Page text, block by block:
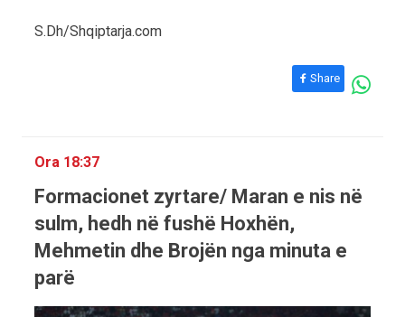
S.Dh/Shqiptarja.com
Share
Ora 18:37
Formacionet zyrtare/ Maran e nis në
sulm, hedh në fushë Hoxhën,
Mehmetin dhe Brojën nga minuta e
parë